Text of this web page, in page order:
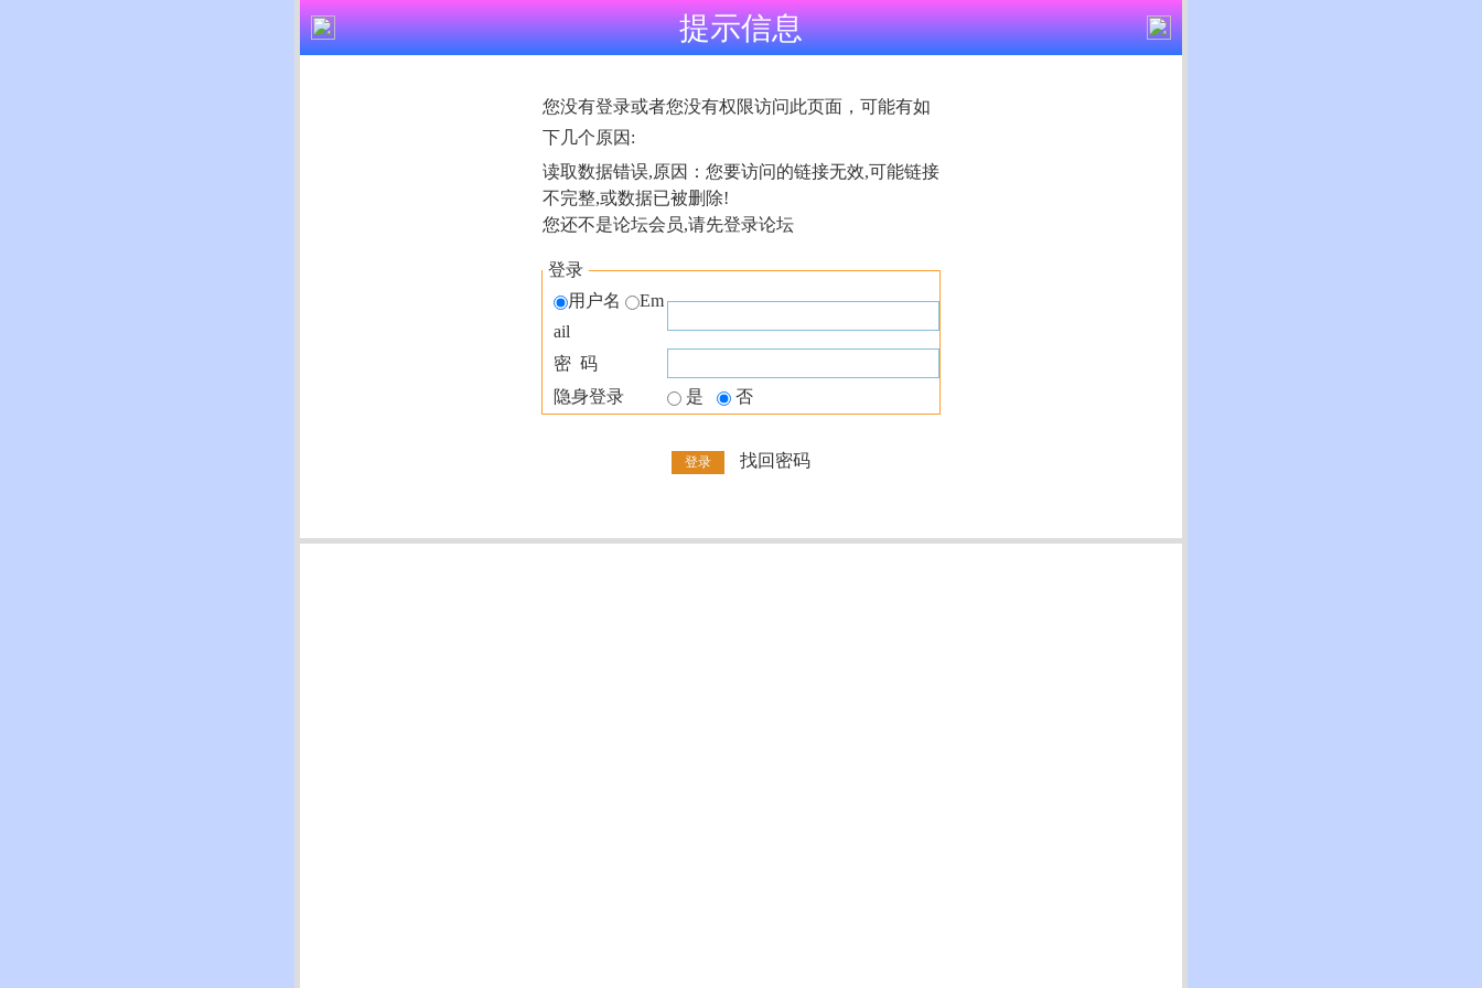
提示信息
您没有登录或者您没有权限访问此页面，可能有如
下几个原因:
读取数据错误,原因：您要访问的链接无效,可能链接
不完整,或数据已被删除!
您还不是论坛会员,请先登录论坛
登录
用户名
Em
ail
密 码
隐身登录
是 否
找回密码